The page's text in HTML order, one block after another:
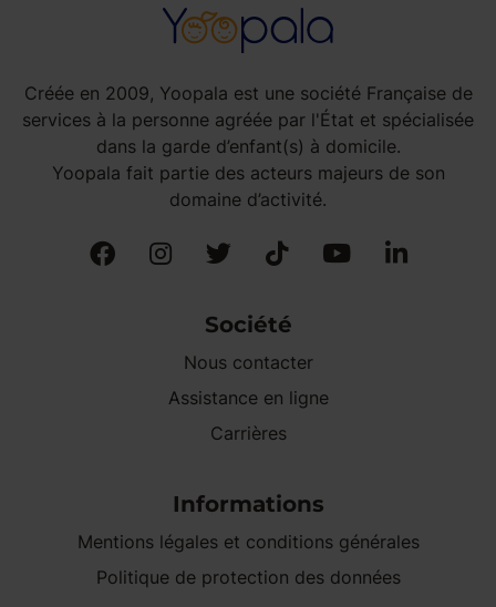
Créée en 2009, Yoopala est une société Française de
services à la personne agréée par l'État et spécialisée
dans la garde d’enfant(s) à domicile.
Yoopala fait partie des acteurs majeurs de son
domaine d’activité.
Société
Nous contacter
Assistance en ligne
Carrières
Informations
Mentions légales et conditions générales
Politique de protection des données